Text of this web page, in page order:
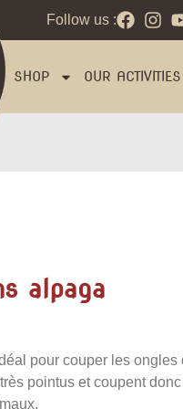
Follow us :
SHOP OUR ACTIVITIES
alpaga
pour couper les ongles
pointus et coupent